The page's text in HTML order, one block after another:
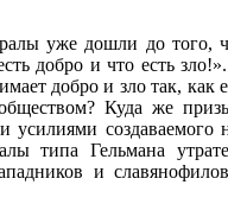
уже дошли до того,
добро и что есть
добро и зло так,
Куда же
усилиями
типа Гельмана
и